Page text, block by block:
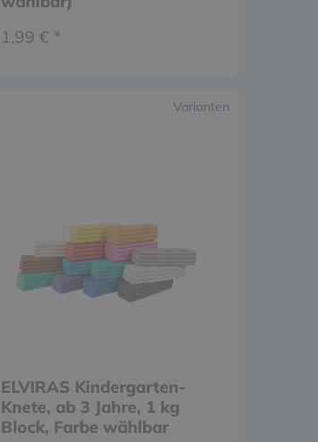
1,99 € *
Varianten
ELVIRAS Kindergarten-
Knete, ab 3 Jahre, 1 kg
Block, Farbe wählbar